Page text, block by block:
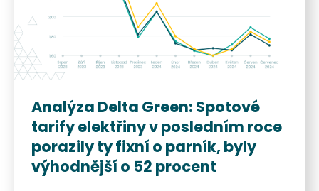
Analýza Delta Green: Spotové
tarify elektřiny v posledním roce
porazily ty fixní o parník, byly
výhodnější o 52 procent